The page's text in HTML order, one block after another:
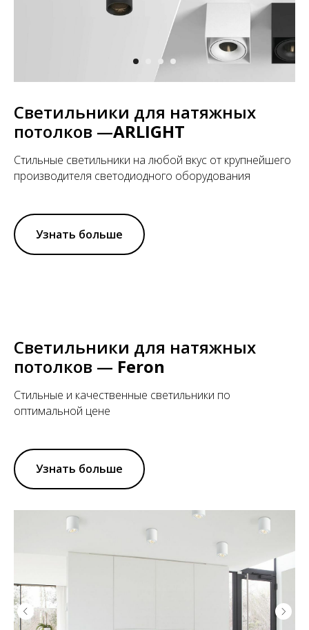
Светильники для натяжных
потолков —ARLIGHT
Стильные светильники на любой вкус от крупнейшего
производителя светодиодного оборудования
Узнать больше
Светильники для натяжных
потолков — Feron
Стильные и качественные светильники по
оптимальной цене
Узнать больше